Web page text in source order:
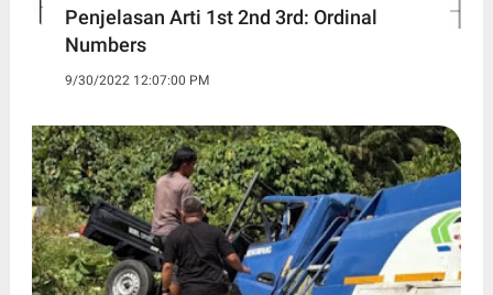
Penjelasan Arti 1st 2nd 3rd: Ordinal
Numbers
9/30/2022 12:07:00 PM